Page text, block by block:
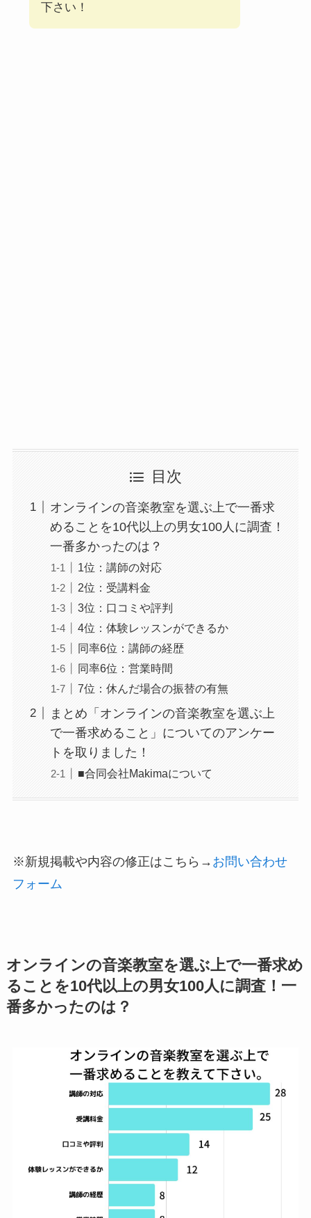
下さい！
目次
オンラインの音楽教室を選ぶ上で一番求
めることを10代以上の男女100人に調査！
一番多かったのは？
1位：講師の対応
2位：受講料金
3位：口コミや評判
4位：体験レッスンができるか
同率6位：講師の経歴
同率6位：営業時間
7位：休んだ場合の振替の有無
まとめ「オンラインの音楽教室を選ぶ上
で一番求めること」についてのアンケー
トを取りました！
■合同会社Makimaについて
※新規掲載や内容の修正はこちら→ お問い合わせ
フォーム
オンラインの音楽教室を選ぶ上で一番求め
ることを10代以上の男女100人に調査！一
番多かったのは？